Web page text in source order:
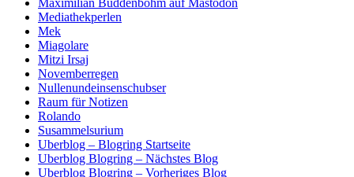
Mediathekperlen
Mek
Miagolare
Mitzi Irsaj
Novemberregen
Nullenundeinsenschubser
Raum für Notizen
Rolando
Susammelsurium
Uberblog – Blogring Startseite
Uberblog Blogring – Nächstes Blog
Uberblog Blogring – Vorheriges Blog